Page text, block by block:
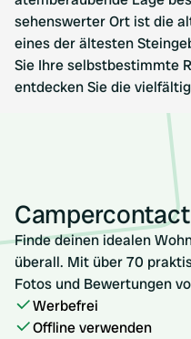
sehenswerter Ort ist die
eines der ältesten
Sie Ihre selbstbestimmte
entdecken Sie die
Campercontact
Finde deinen idealen
überall. Mit über 70
Fotos und Bewertungen
Werbefrei
Offline verwenden